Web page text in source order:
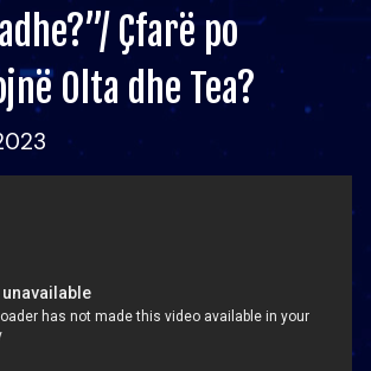
Çfarë po
Olta dhe Tea?